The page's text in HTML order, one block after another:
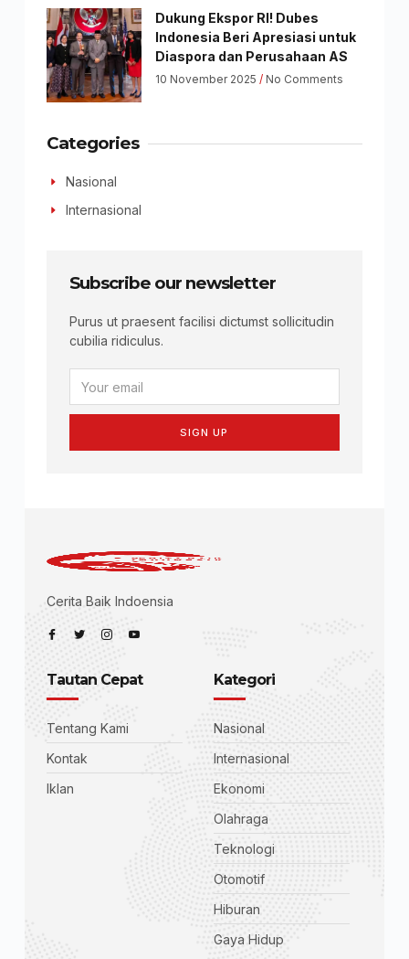
Dukung Ekspor RI! Dubes
Indonesia Beri Apresiasi untuk
Diaspora dan Perusahaan AS
10 November 2025 No Comments
Categories
Nasional
Internasional
Subscribe our newsletter
Purus ut praesent facilisi dictumst sollicitudin
cubilia ridiculus.
SIGN UP
Cerita Baik Indoensia
Tautan Cepat
Tentang Kami
Kontak
Iklan
Kategori
Nasional
Internasional
Ekonomi
Olahraga
Teknologi
Otomotif
Hiburan
Gaya Hidup